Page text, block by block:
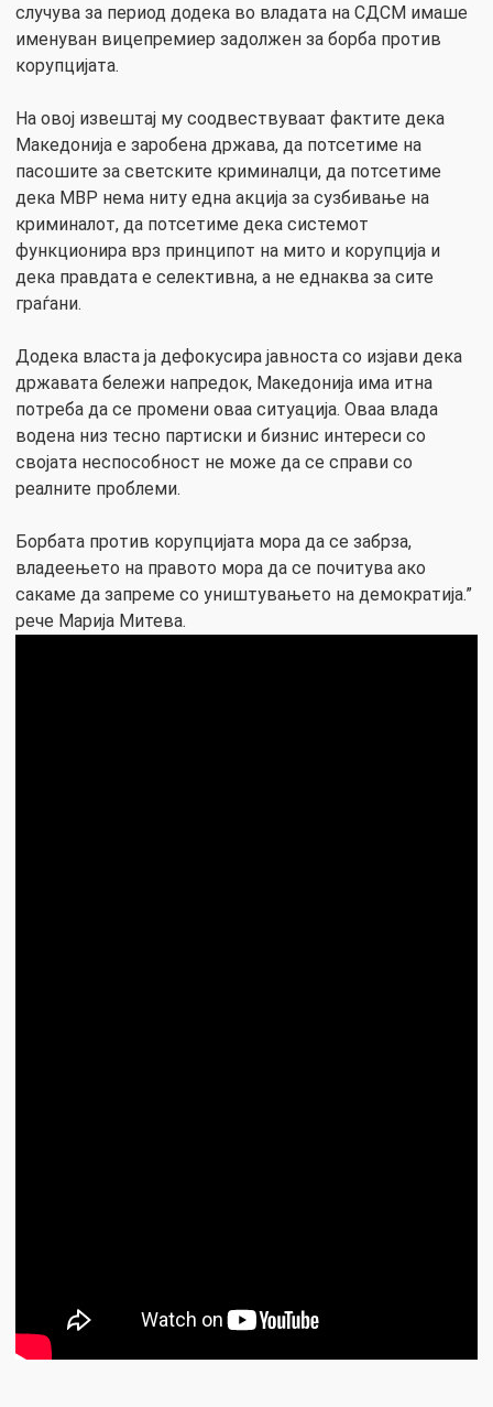
случува за период додека во владата на СДСМ имаше
именуван вицепремиер задолжен за борба против
корупцијата.
На овој извештај му соодвествуваат фактите дека
Македонија е заробена држава, да потсетиме на
пасошите за светските криминалци, да потсетиме
дека МВР нема ниту една акција за сузбивање на
криминалот, да потсетиме дека системот
функционира врз принципот на мито и корупција и
дека правдата е селективна, а не еднаква за сите
граѓани.
Додека власта ја дефокусира јавноста со изјави дека
државата бележи напредок, Македонија има итна
потреба да се промени оваа ситуација. Оваа влада
водена низ тесно партиски и бизнис интереси со
својата неспособност не може да се справи со
реалните проблеми.
Борбата против корупцијата мора да се забрза,
владеењето на правото мора да се почитува ако
сакаме да запреме со уништувањето на демократија.”
рече Марија Митева.